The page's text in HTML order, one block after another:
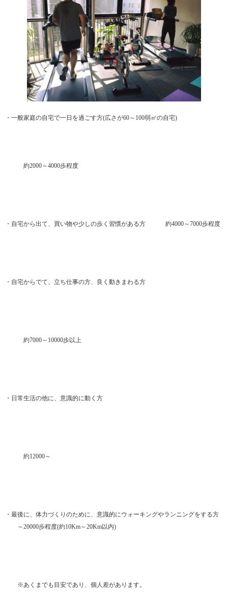
・一般家庭の自宅で一日を過ごす方(広さが60～100弱㎡の自宅)
約2000～4000歩程度
・自宅から出て、買い物や少しの歩く習慣がある方 約4000～7000歩程度
・自宅からでて、立ち仕事の方、良く動きまわる方
約7000～10000歩以上
・日常生活の他に、意識的に動く方
約12000～
・最後に、体力づくりのために、意識的にウォーキングやランニングをする方
～20000歩程度(約10Km～20Km以内)
※あくまでも目安であり、個人差があります。